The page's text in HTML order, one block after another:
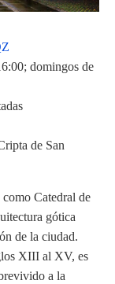
domingos de
de San
Catedral de
gótica
de la ciudad.
XIII al XV, es
a la